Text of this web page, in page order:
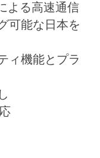
よる高速通信
可能な日本を
ィ機能とプラ